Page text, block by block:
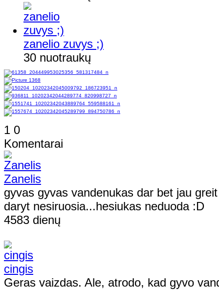
zanelio zuvys ;)
30 nuotraukų
1 0
Komentarai
Zanelis
gyvas gyvas vandenukas dar bet jau
daryt nesiruosia...hesiukas neduoda :D
4583 dienų
cingis
Geras vaizdas. Ale, atrodo, kad gyvo